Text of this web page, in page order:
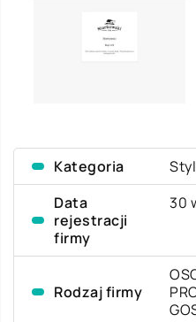
Kategoria
Data
rejestracji
firmy
30
Rodzaj firmy